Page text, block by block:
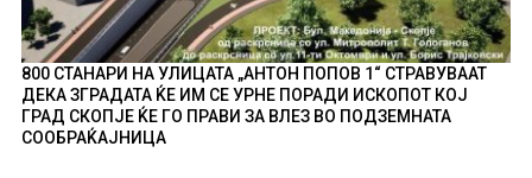
800 СТАНАРИ НА УЛИЦАТА „АНТОН ПОПОВ 1“ СТРАВУВААТ
ДЕКА ЗГРАДАТА ЌЕ ИМ СЕ УРНЕ ПОРАДИ ИСКОПОТ КОЈ
ГРАД СКОПЈЕ ЌЕ ГО ПРАВИ ЗА ВЛЕЗ ВО ПОДЗЕМНАТА
СООБРАЌАЈНИЦА